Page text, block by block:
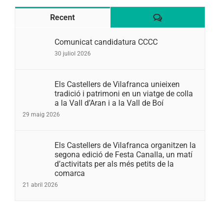
Recent Comentaris
Comunicat candidatura CCCC
30 juliol 2026
Els Castellers de Vilafranca unieixen
tradició i patrimoni en un viatge de colla
a la Vall d’Aran i a la Vall de Boí
29 maig 2026
Els Castellers de Vilafranca organitzen la
segona edició de Festa Canalla, un matí
d’activitats per als més petits de la
comarca
21 abril 2026